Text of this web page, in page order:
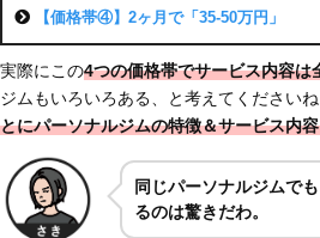
【価格帯④】2ヶ月で「35-50万円」
実際にこの4つの価格帯でサービス内容は
ジムもいろいろある、と考えてください
とにパーソナルジムの特徴＆サービス内
同じパーソナルジムで
るのは驚きだわ。